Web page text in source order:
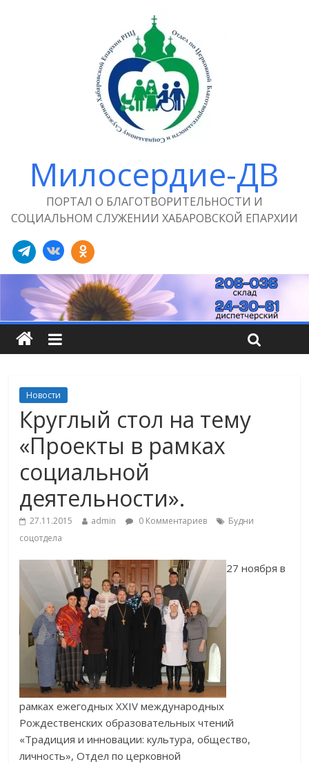
Милосердие-ДВ
ПОРТАЛ О БЛАГОТВОРИТЕЛЬНОСТИ И
СОЦИАЛЬНОМ СЛУЖЕНИИ ХАБАРОВСКОЙ ЕПАРХИИ
Новости
Круглый стол на тему
«Проекты в рамках
социальной
деятельности».
27.11.2015 admin 0 Комментариев
Будни
соцотдела
27 ноября в
рамках ежегодных XXIV международных
Рождественских образовательных чтений
«Традиция и инновации: культура, общество,
личность», Отдел по церковной